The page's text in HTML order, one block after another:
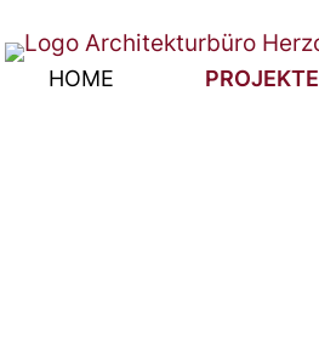
HOME PROJEKTE